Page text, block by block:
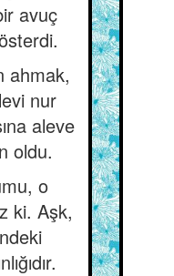
avuç
ahmak,
nur
aleve
oldu.
o
ki. Aşk,